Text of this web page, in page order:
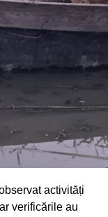
activități
verificările au